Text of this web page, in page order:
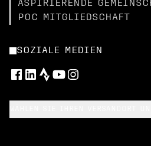
ASPIRIERENDE
POC MITGLIEDSCHAFT
SOZIALE MEDIEN